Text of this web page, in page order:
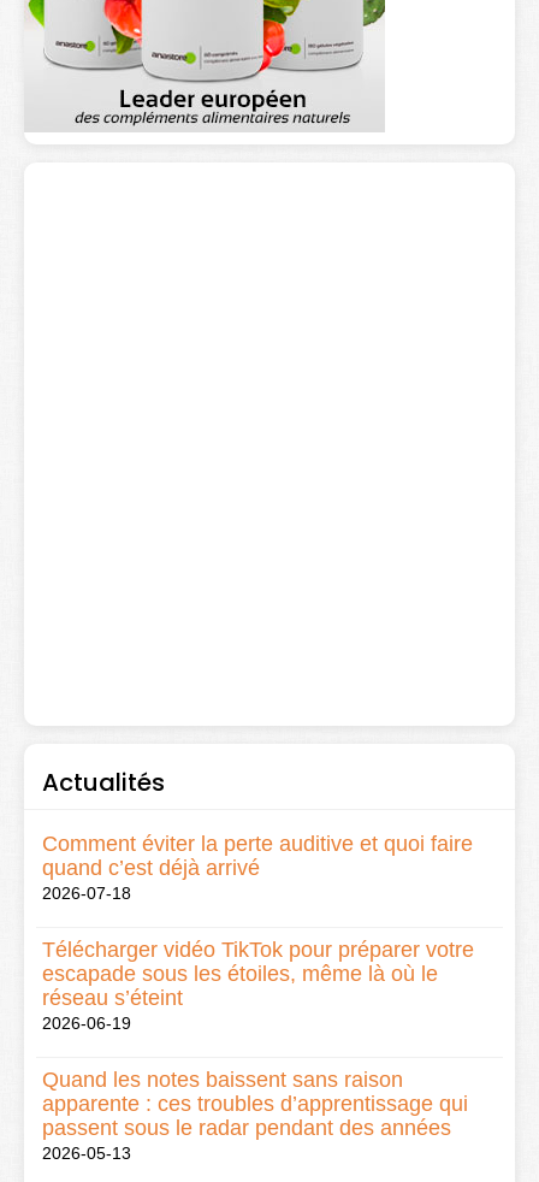
Actualités
Comment éviter la perte auditive et quoi faire
quand c’est déjà arrivé
2026-07-18
Télécharger vidéo TikTok pour préparer votre
escapade sous les étoiles, même là où le
réseau s’éteint
2026-06-19
Quand les notes baissent sans raison
apparente : ces troubles d’apprentissage qui
passent sous le radar pendant des années
2026-05-13